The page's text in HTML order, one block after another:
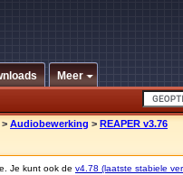
Meer
> Audiobewerking > REAPER v3.76
Je kunt ook de v4.78 (laatste stabiele